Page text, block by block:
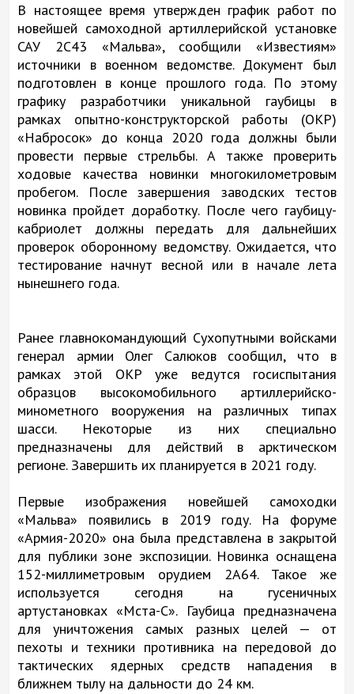
В настоящее время утвержден график работ по
новейшей самоходной артиллерийской установке
САУ 2С43 «Мальва», сообщили «Известиям»
источники в военном ведомстве. Документ был
подготовлен в конце прошлого года. По этому
графику разработчики уникальной гаубицы в
рамках опытно-конструкторской работы (ОКР)
«Набросок» до конца 2020 года должны были
провести первые стрельбы. А также проверить
ходовые качества новинки многокилометровым
пробегом. После завершения заводских тестов
новинка пройдет доработку. После чего гаубицу-
кабриолет должны передать для дальнейших
проверок оборонному ведомству. Ожидается, что
тестирование начнут весной или в начале лета
нынешнего года.
Ранее главнокомандующий Сухопутными войсками
генерал армии Олег Салюков сообщил, что в
рамках этой ОКР уже ведутся госиспытания
образцов высокомобильного артиллерийско-
минометного вооружения на различных типах
шасси. Некоторые из них специально
предназначены для действий в арктическом
регионе. Завершить их планируется в 2021 году.
Первые изображения новейшей самоходки
«Мальва» появились в 2019 году. На форуме
«Армия-2020» она была представлена в закрытой
для публики зоне экспозиции. Новинка оснащена
152-миллиметровым орудием 2А64. Такое же
используется сегодня на гусеничных
артустановках «Мста-С». Гаубица предназначена
для уничтожения самых разных целей — от
пехоты и техники противника на передовой до
тактических ядерных средств нападения в
ближнем тылу на дальности до 24 км.